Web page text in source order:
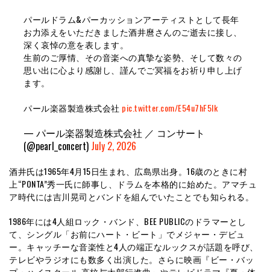
パールドラム&パーカッションアーティストとして長年
お力添えをいただきました酒井麿さんのご逝去に接し、
深く哀悼の意を表します。
生前のご厚情、その音楽への真摯な姿勢、そして数々の
思い出に心より感謝し、謹んでご冥福をお祈り申し上げ
ます。
パール楽器製造株式会社 pic.twitter.com/E54u7hF5lk
— パール楽器製造株式会社 ／ コンサート
(@pearl_concert) July 2, 2026
酒井氏は1965年4月15日生まれ、広島県出身。16歳のときに村
上“PONTA”秀一氏に師事し、ドラムを本格的に始めた。アマチュ
ア時代には吉川晃司とバンドを組んでいたことでも知られる。
1986年には4人組ロック・バンド、BEE PUBLICのドラマーとし
て、シングル「お前にハート・ビート」でメジャー・デビュ
ー。キャッチーな音楽性と4人の端正なルックスが話題を呼び、
テレビやラジオにも数多く出演した。さらに映画『ビー・バッ